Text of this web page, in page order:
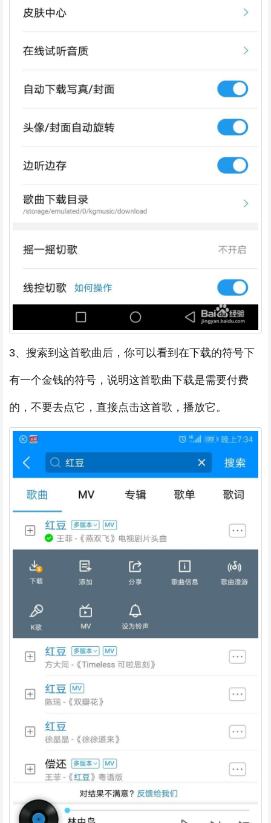
3、搜索到这首歌曲后，你可以看到在下载的符号下
有一个金钱的符号，说明这首歌曲下载是需要付费
的，不要去点它，直接点击这首歌，播放它。